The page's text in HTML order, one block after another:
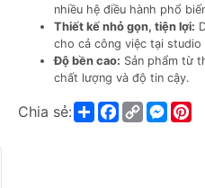
nhiều hệ điều hành phổ
Thiết kế nhỏ gọn, tiện lợi:
cho cả công việc tại studio
Độ bền cao: Sản phẩm từ
chất lượng và độ tin cậy.
Chia sẻ: ShareFacebook
Copy
Link